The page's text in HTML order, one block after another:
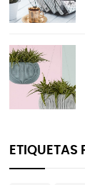
ETIQUETAS